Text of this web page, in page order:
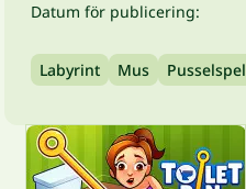
Datum för publicering:
Labyrint Mus Pusselspel